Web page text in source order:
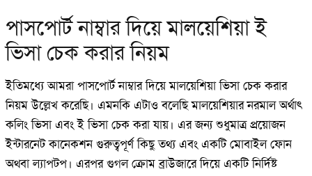
পাসপোর্ট নাম্বার দিয়ে মালয়েশিয়া ই
ভিসা চেক করার নিয়ম
ইতিমধ্যে আমরা পাসপোর্ট নাম্বার দিয়ে মালয়েশিয়া ভিসা চেক করার
নিয়ম উল্লেখ করেছি। এমনকি এটাও বলেছি মালয়েশিয়ার নরমাল অর্থাৎ
কলিং ভিসা এবং ই ভিসা চেক করা যায়। এর জন্য শুধুমাত্র প্রয়োজন
ইন্টারনেট কানেকশন গুরুত্বপূর্ণ কিছু তথ্য এবং একটি মোবাইল ফোন
অথবা ল্যাপটপ। এরপর গুগল ক্রোম ব্রাউজারে দিয়ে একটি নির্দিষ্ট